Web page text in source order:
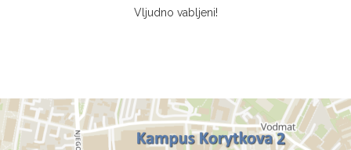
Vljudno vabljeni!